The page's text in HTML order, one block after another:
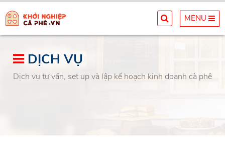
MENU
DỊCH VỤ
Dịch vụ tư vấn, set up và lập kế hoạch kinh doanh cà phê